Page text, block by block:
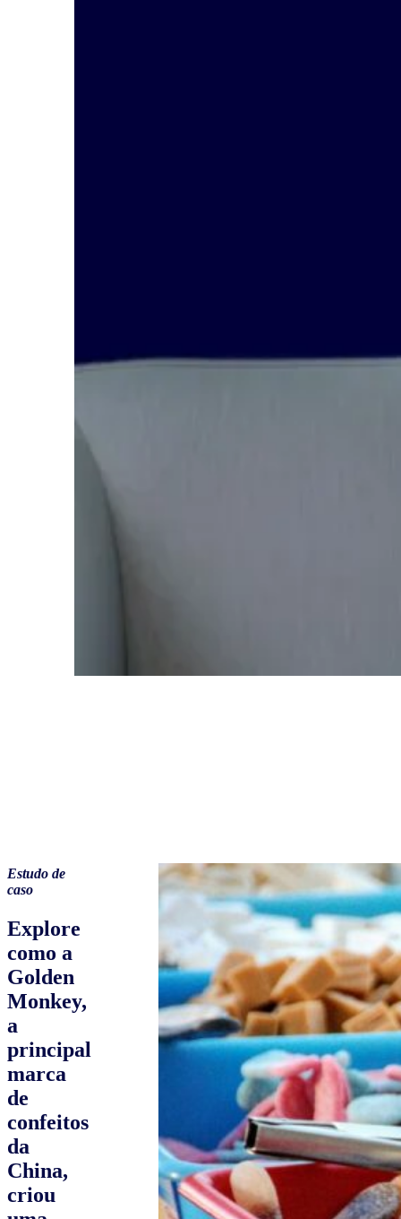
Estudo de
caso
Explore
como a
Golden
Monkey,
a
principal
marca
de
confeitos
da
China,
criou